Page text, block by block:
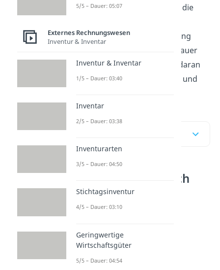
Umsatzsteuer Definition und die
erklären wir dir die Abgrenzung
Umsatzsteuer Vorsteuer genauer
und zeigen dir im Anschluss daran
noch, wie man Umsatzsteuer und
Umsatzsteuer gleich
Mehrwertsteuer? –
Umsatzsteuer
Unterscheidung
Umsatzsteuer
Mehrwertsteuer
5/5 – Dauer: 05:07
Externes Rechnungswesen
Inventur & Inventar
Inventur & Inventar
1/5 – Dauer: 03:40
Inventar
2/5 – Dauer: 03:38
Inventurarten
3/5 – Dauer: 04:50
Stichtagsinventur
4/5 – Dauer: 03:10
Geringwertige
Wirtschaftsgüter
5/5 – Dauer: 04:54